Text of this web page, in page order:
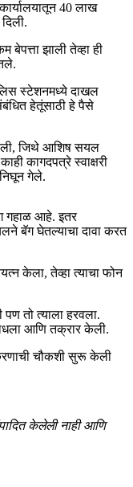
40 लाख
बेपत्ता झाली तेव्हा ही
स्टेशनमध्ये दाखल
हेतूंसाठी हे पैसे
जिथे आशिष सयल
कागदपत्रे स्वाक्षरी
गेले.
गहाळ आहे. इतर
बॅग घेतल्याचा दावा करत
केला, तेव्हा त्याचा फोन
पण तो त्याला हरवला.
आणि तक्रार केली.
चौकशी सुरू केली
केलेली नाही आणि